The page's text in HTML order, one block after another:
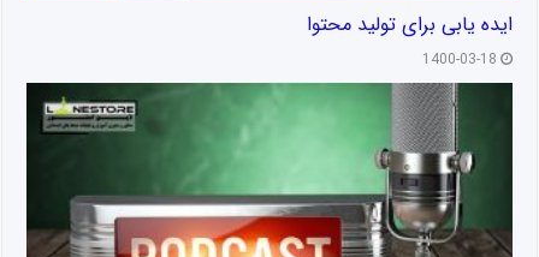
ایده یابی برای تولید محتوا
1400-03-18